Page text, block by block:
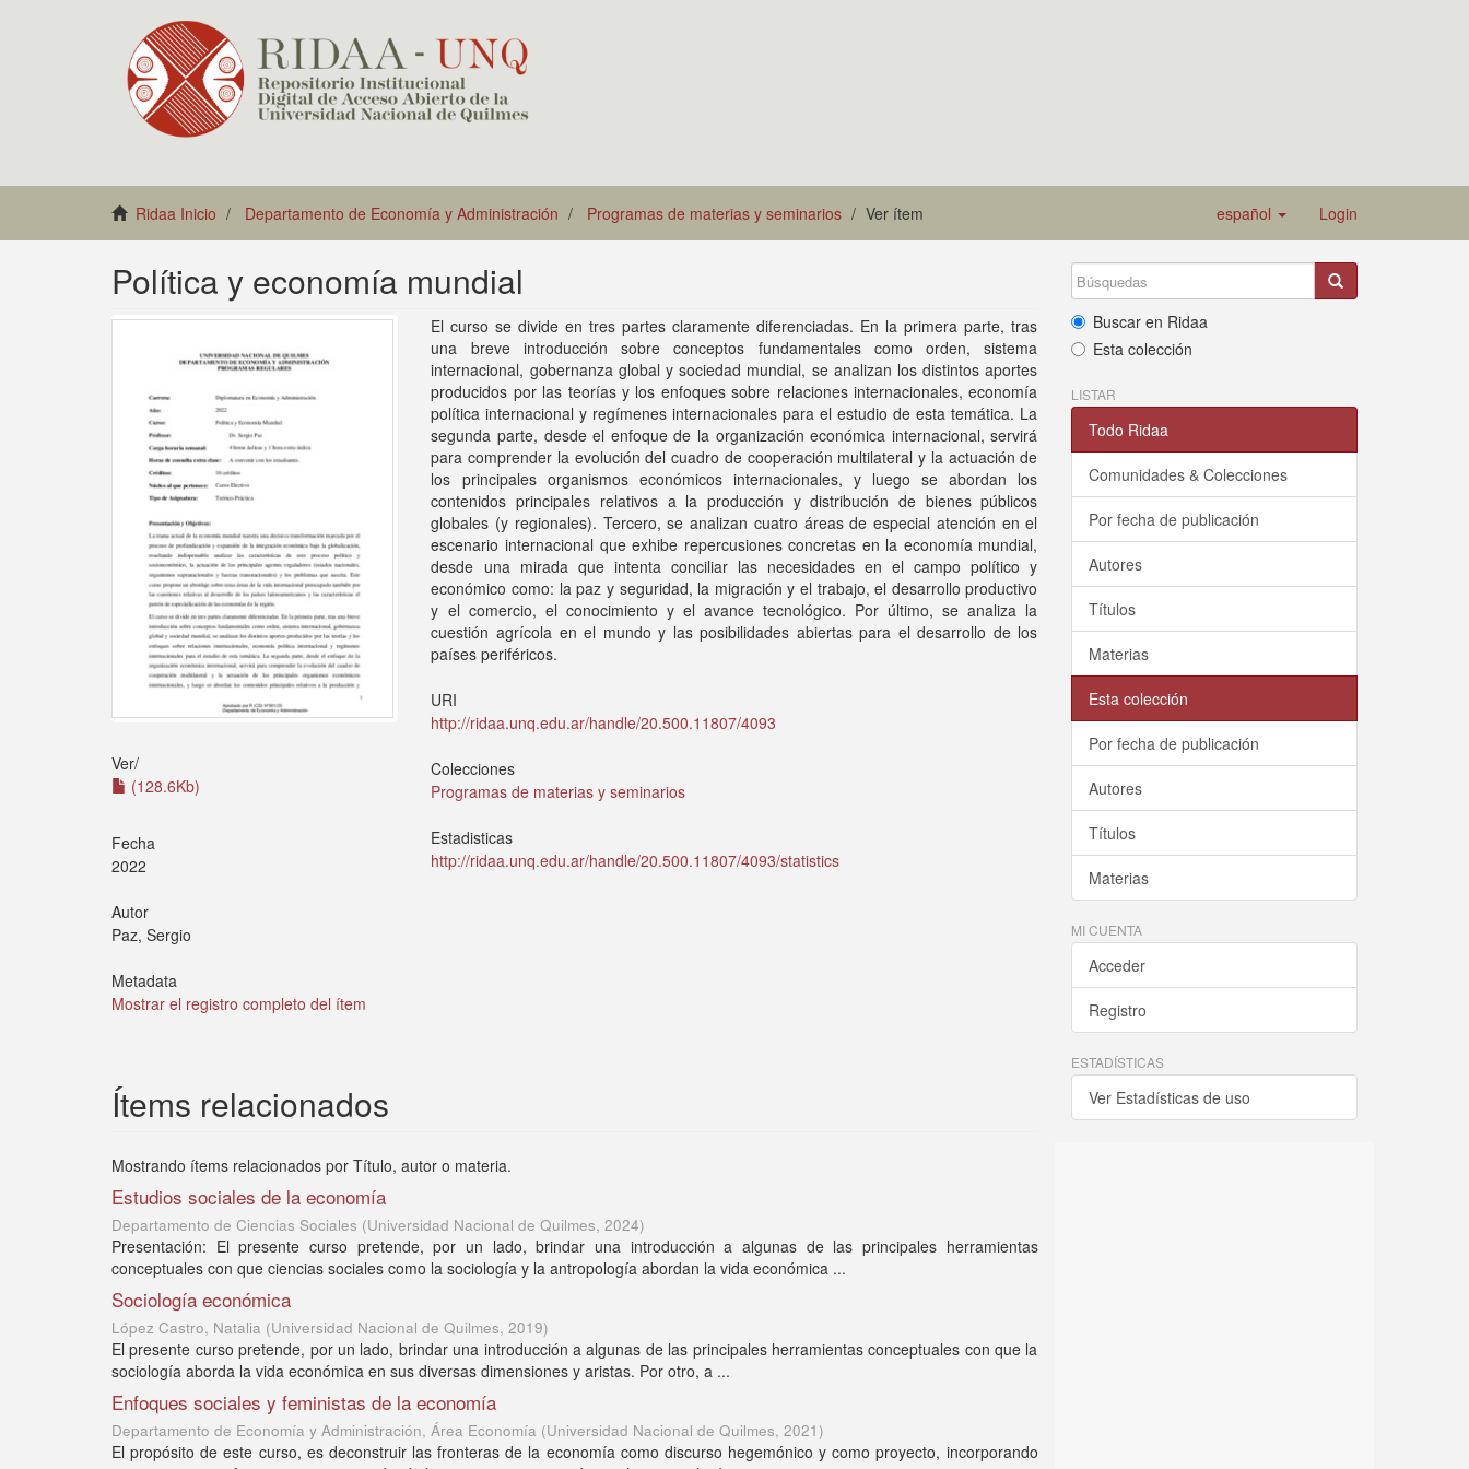
Ridaa Inicio Departamento de Economía y Administración Programas de materias y seminarios Ver ítem español Login
Política y economía mundial
Ver/
(128.6Kb)
Fecha
2022
Autor
Paz, Sergio
Metadata
Mostrar el registro completo del ítem
El curso se divide en tres partes claramente diferenciadas. En la primera parte, tras
una breve introducción sobre conceptos fundamentales como orden, sistema
internacional, gobernanza global y sociedad mundial, se analizan los distintos aportes
producidos por las teorías y los enfoques sobre relaciones internacionales, economía
política internacional y regímenes internacionales para el estudio de esta temática. La
segunda parte, desde el enfoque de la organización económica internacional, servirá
para comprender la evolución del cuadro de cooperación multilateral y la actuación de
los principales organismos económicos internacionales, y luego se abordan los
contenidos principales relativos a la producción y distribución de bienes públicos
globales (y regionales). Tercero, se analizan cuatro áreas de especial atención en el
escenario internacional que exhibe repercusiones concretas en la economía mundial,
desde una mirada que intenta conciliar las necesidades en el campo político y
económico como: la paz y seguridad, la migración y el trabajo, el desarrollo productivo
y el comercio, el conocimiento y el avance tecnológico. Por último, se analiza la
cuestión agrícola en el mundo y las posibilidades abiertas para el desarrollo de los
países periféricos.
URI
http://ridaa.unq.edu.ar/handle/20.500.11807/4093
Colecciones
Programas de materias y seminarios
Estadisticas
http://ridaa.unq.edu.ar/handle/20.500.11807/4093/statistics
Ítems relacionados
Mostrando ítems relacionados por Título, autor o materia.
Estudios sociales de la economía
Departamento de Ciencias Sociales (Universidad Nacional de Quilmes, 2024)
Presentación: El presente curso pretende, por un lado, brindar una introducción a algunas de las principales herramientas
conceptuales con que ciencias sociales como la sociología y la antropología abordan la vida económica ...
Sociología económica
López Castro, Natalia (Universidad Nacional de Quilmes, 2019)
El presente curso pretende, por un lado, brindar una introducción a algunas de las principales herramientas conceptuales con que la
sociología aborda la vida económica en sus diversas dimensiones y aristas. Por otro, a ...
Enfoques sociales y feministas de la economía
Departamento de Economía y Administración, Área Economía (Universidad Nacional de Quilmes, 2021)
El propósito de este curso, es deconstruir las fronteras de la economía como discurso hegemónico y como proyecto, incorporando
Buscar en Ridaa
Esta colección
LISTAR
Todo Ridaa
Comunidades & Colecciones
Por fecha de publicación
Autores
Títulos
Materias
Esta colección
Por fecha de publicación
Autores
Títulos
Materias
MI CUENTA
Acceder
Registro
ESTADÍSTICAS
Ver Estadísticas de uso